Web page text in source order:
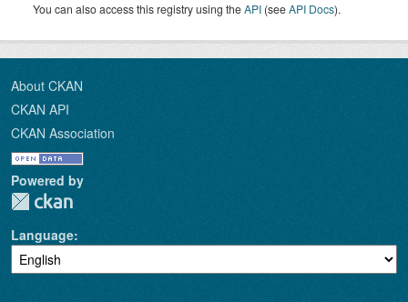
You can also access this registry using theAPI (seeAPI Docs).
About CKAN
CKAN API
CKAN Association
Powered by
Language